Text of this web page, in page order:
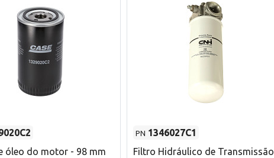
óleo do motor - 98 mm
PN 1346027C1
Filtro Hidráulico de Transmissão